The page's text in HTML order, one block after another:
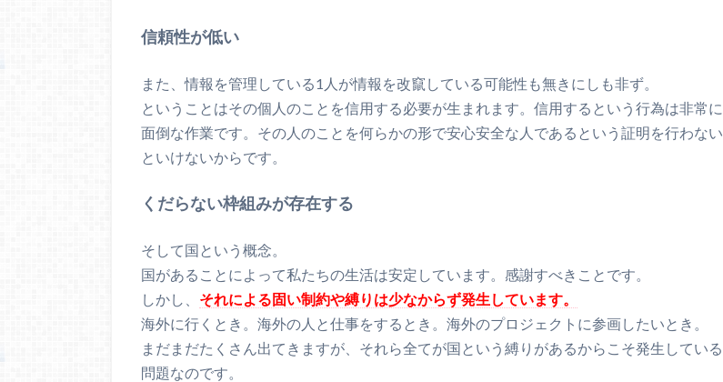
信頼性が低い
また、情報を管理している1人が情報を改竄している可能性も無きにしも非ず。
ということはその個人のことを信用する必要が生まれます。信用するという行為は非常に
面倒な作業です。その人のことを何らかの形で安心安全な人であるという証明を行わない
といけないからです。
くだらない枠組みが存在する
そして国という概念。
国があることによって私たちの生活は安定しています。感謝すべきことです。
しかし、 それによる固い制約や縛りは少なからず発生しています。
海外に行くとき。海外の人と仕事をするとき。海外のプロジェクトに参画したいとき。
まだまだたくさん出てきますが、それら全てが国という縛りがあるからこそ発生している
問題なのです。